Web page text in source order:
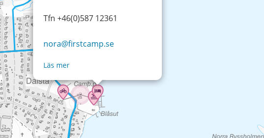
2
Tfn +46(0)587 12361
nora@firstcamp.se
Läs mer